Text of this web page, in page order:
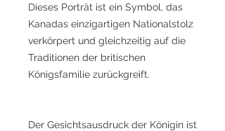
Dieses Porträt ist ein Symbol, das
Kanadas einzigartigen Nationalstolz
verkörpert und gleichzeitig auf die
Traditionen der britischen
Königsfamilie zurückgreift.
Der Gesichtsausdruck der Königin ist